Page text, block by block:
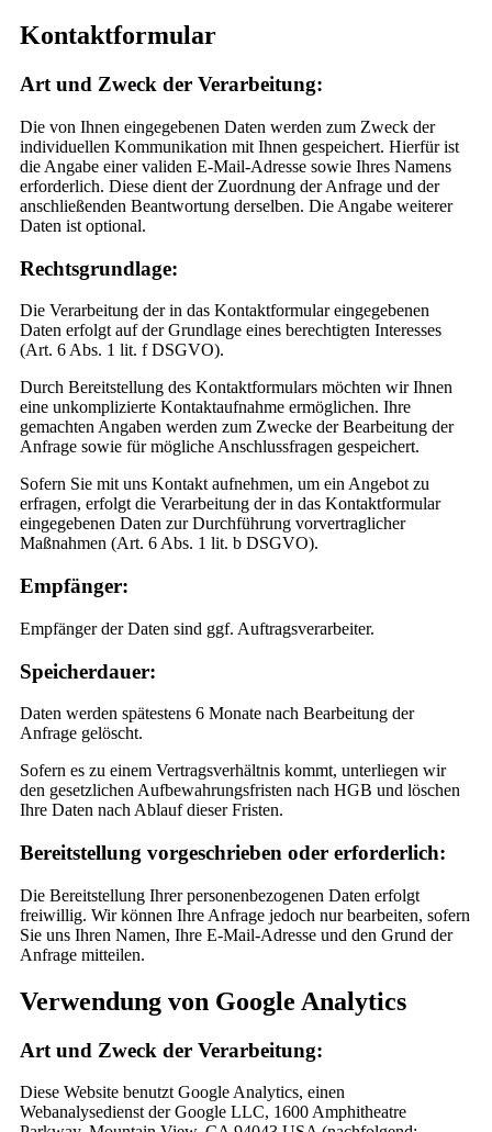
Kontaktformular
Art und Zweck der Verarbeitung:
Die von Ihnen eingegebenen Daten werden zum Zweck der
individuellen Kommunikation mit Ihnen gespeichert. Hierfür ist
die Angabe einer validen E-Mail-Adresse sowie Ihres Namens
erforderlich. Diese dient der Zuordnung der Anfrage und der
anschließenden Beantwortung derselben. Die Angabe weiterer
Daten ist optional.
Rechtsgrundlage:
Die Verarbeitung der in das Kontaktformular eingegebenen
Daten erfolgt auf der Grundlage eines berechtigten Interesses
(Art. 6 Abs. 1 lit. f DSGVO).
Durch Bereitstellung des Kontaktformulars möchten wir Ihnen
eine unkomplizierte Kontaktaufnahme ermöglichen. Ihre
gemachten Angaben werden zum Zwecke der Bearbeitung der
Anfrage sowie für mögliche Anschlussfragen gespeichert.
Sofern Sie mit uns Kontakt aufnehmen, um ein Angebot zu
erfragen, erfolgt die Verarbeitung der in das Kontaktformular
eingegebenen Daten zur Durchführung vorvertraglicher
Maßnahmen (Art. 6 Abs. 1 lit. b DSGVO).
Empfänger:
Empfänger der Daten sind ggf. Auftragsverarbeiter.
Speicherdauer:
Daten werden spätestens 6 Monate nach Bearbeitung der
Anfrage gelöscht.
Sofern es zu einem Vertragsverhältnis kommt, unterliegen wir
den gesetzlichen Aufbewahrungsfristen nach HGB und löschen
Ihre Daten nach Ablauf dieser Fristen.
Bereitstellung vorgeschrieben oder erforderlich:
Die Bereitstellung Ihrer personenbezogenen Daten erfolgt
freiwillig. Wir können Ihre Anfrage jedoch nur bearbeiten, sofern
Sie uns Ihren Namen, Ihre E-Mail-Adresse und den Grund der
Anfrage mitteilen.
Verwendung von Google Analytics
Art und Zweck der Verarbeitung:
Diese Website benutzt Google Analytics, einen
Webanalysedienst der Google LLC, 1600 Amphitheatre